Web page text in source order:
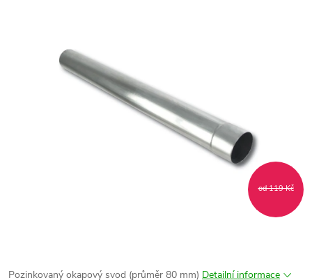
od 119 Kč
Pozinkovaný okapový svod (průměr 80 mm) Detailní informace